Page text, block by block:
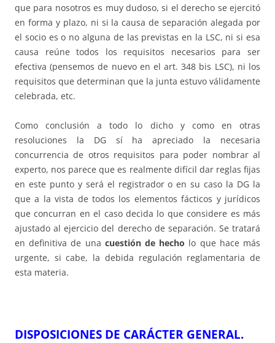
que para nosotros es muy dudoso, si el derecho se ejercitó
en forma y plazo, ni si la causa de separación alegada por
el socio es o no alguna de las previstas en la LSC, ni si esa
causa reúne todos los requisitos necesarios para ser
efectiva (pensemos de nuevo en el art. 348 bis LSC), ni los
requisitos que determinan que la junta estuvo válidamente
celebrada, etc.
Como conclusión a todo lo dicho y como en otras
resoluciones la DG sí ha apreciado la necesaria
concurrencia de otros requisitos para poder nombrar al
experto, nos parece que es realmente difícil dar reglas fijas
en este punto y será el registrador o en su caso la DG la
que a la vista de todos los elementos fácticos y jurídicos
que concurran en el caso decida lo que considere es más
ajustado al ejercicio del derecho de separación. Se tratará
en definitiva de una cuestión de hecho lo que hace más
urgente, si cabe, la debida regulación reglamentaria de
esta materia.
DISPOSICIONES DE CARÁCTER GENERAL.